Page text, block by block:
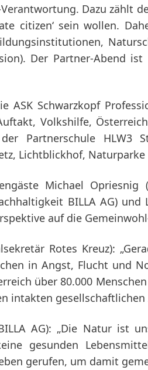
Dazu zählt
citizen‘ sein wollen.
Der Partner-Abend
ASK Schwarzkopf
Volkshilfe,
der Partnerschule HLW3
Lichtblickhof,
Michael Opriesnig
BILLA AG)
auf die
Rotes Kreuz):
in Angst, Flucht und
über 80.000
intakten
AG): „Die Natur ist
gesunden
gerufen, um damit